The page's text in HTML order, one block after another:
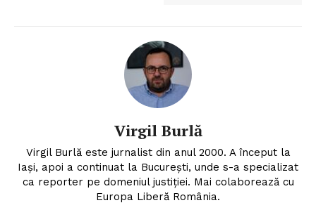
Un proiect
PRESShub
Virgil Burlă
Virgil Burlă este jurnalist din anul 2000. A început la
Iași, apoi a continuat la București, unde s-a specializat
ca reporter pe domeniul justiției. Mai colaborează cu
Europa Liberă România.